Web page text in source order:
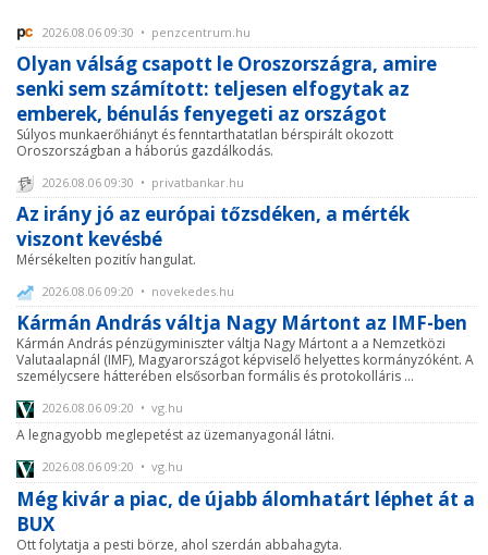
2026.08.06 09:30 • penzcentrum.hu
Olyan válság csapott le Oroszországra, amire
senki sem számított: teljesen elfogytak az
emberek, bénulás fenyegeti az országot
Súlyos munkaerőhiányt és fenntarthatatlan bérspirált okozott
Oroszországban a háborús gazdálkodás.
2026.08.06 09:30 • privatbankar.hu
Az irány jó az európai tőzsdéken, a mérték
viszont kevésbé
Mérsékelten pozitív hangulat.
2026.08.06 09:20 • novekedes.hu
Kármán András váltja Nagy Mártont az IMF-ben
Kármán András pénzügyminiszter váltja Nagy Mártont a a Nemzetközi
Valutaalapnál (IMF), Magyarországot képviselő helyettes kormányzóként. A
személycsere hátterében elsősorban formális és protokolláris ...
2026.08.06 09:20 • vg.hu
A legnagyobb meglepetést az üzemanyagonál látni.
2026.08.06 09:20 • vg.hu
Még kivár a piac, de újabb álomhatárt léphet át a
BUX
Ott folytatja a pesti börze, ahol szerdán abbahagyta.